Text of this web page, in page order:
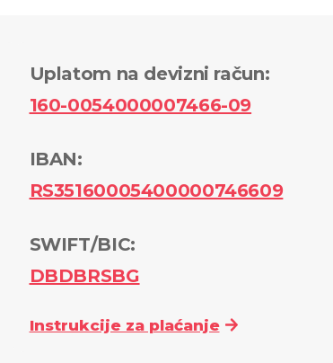
Uplatom na devizni račun:
160-0054000007466-09
IBAN:
RS35160005400000746609
SWIFT/BIC:
DBDBRSBG
Instrukcije za plaćanje